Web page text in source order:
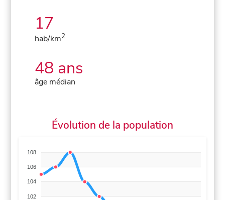
17
hab/km2
48 ans
âge médian
Évolution de la population
108
106
104
102